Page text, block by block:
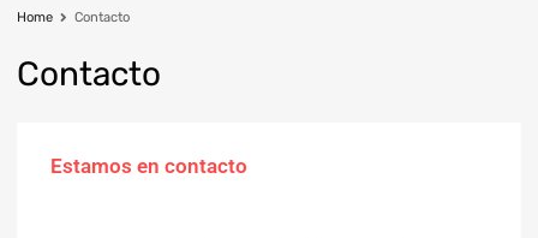
Home Contacto
Contacto
Estamos en contacto